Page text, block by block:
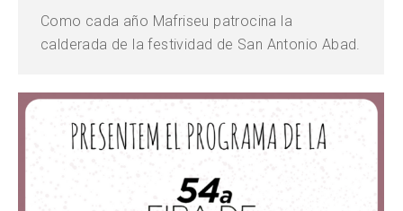
Como cada año Mafriseu patrocina la
calderada de la festividad de San Antonio Abad.